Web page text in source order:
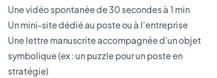
Une vidéo spontanée de 30 secondes à 1 min
Un mini-site dédié au poste ou à l’entreprise
Une lettre manuscrite accompagnée d’un objet
symbolique (ex : un puzzle pour un poste en
stratégie)